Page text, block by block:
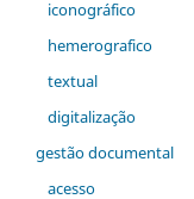
iconográfico
hemerografico
textual
digitalização
gestão documental
acesso